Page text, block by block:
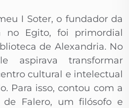
I Soter, o fundador da
no Egito, foi primordial
de Alexandria. No
aspirava transformar
cultural e intelectual
Para isso, contou com a
Falero, um filósofo e